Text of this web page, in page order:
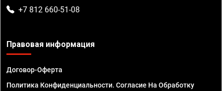
+7 812 660-51-08
Правовая информация
Договор-Оферта
Политика Конфиденциальности. Согласие На Обработку